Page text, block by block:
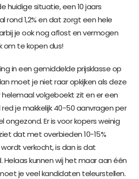
huidige situatie, een 10 jaars
rond 1,2% en dat zorgt een hele
je ook nog aflost en vermogen
om te kopen dus!
in een gemiddelde prijsklasse op
moet je niet raar opkijken als deze
helemaal volgeboekt zit en er een
je makkelijk 40-50 aanvragen per
ongezond. Er is voor kopers weinig
dat met overbieden 10-15%
verkocht, is dan is dat
kunnen wij het maar aan één
je veel kandidaten teleurstellen.